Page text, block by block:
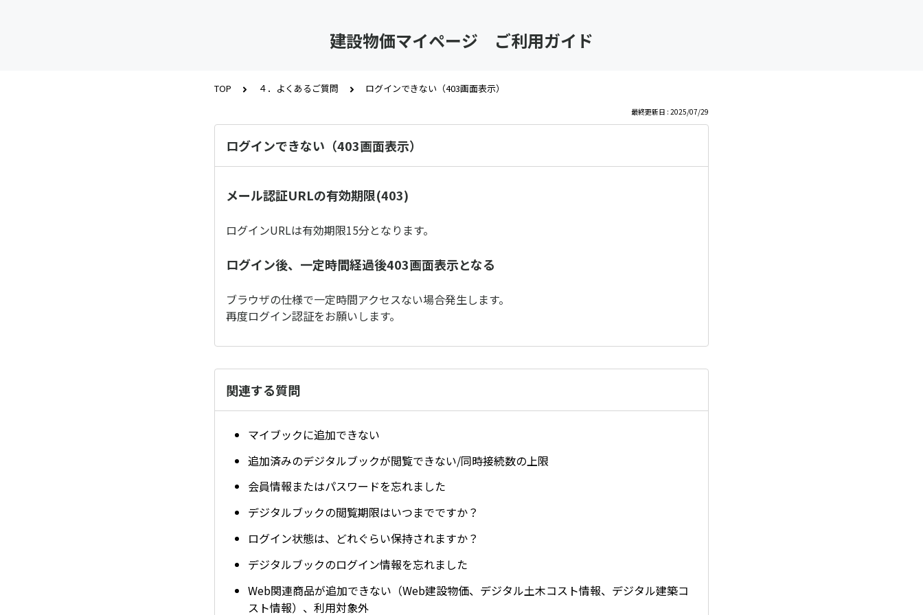
建設物価マイページ ご利用ガイド
TOP ４．よくあるご質問 ログインできない（403画面表示）
最終更新日 : 2025/07/29
ログインできない（403画面表示）
メール認証URLの有効期限(403)
ログインURLは有効期限15分となります。
ログイン後、一定時間経過後403画面表示となる
ブラウザの仕様で一定時間アクセスない場合発生します。
再度ログイン認証をお願いします。
関連する質問
マイブックに追加できない
追加済みのデジタルブックが閲覧できない/同時接続数の上限
会員情報またはパスワードを忘れました
デジタルブックの閲覧期限はいつまでですか？
ログイン状態は、どれぐらい保持されますか？
デジタルブックのログイン情報を忘れました
Web関連商品が追加できない（Web建設物価、デジタル土木コスト情報、デジタル建築コ
スト情報）、利用対象外